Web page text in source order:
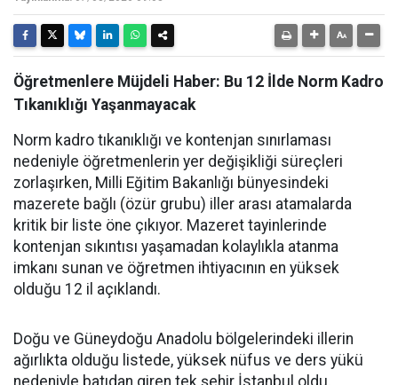
Öğretmenlere Müjdeli Haber: Bu 12 İlde Norm Kadro
Tıkanıklığı Yaşanmayacak
Norm kadro tıkanıklığı ve kontenjan sınırlaması
nedeniyle öğretmenlerin yer değişikliği süreçleri
zorlaşırken, Milli Eğitim Bakanlığı bünyesindeki
mazerete bağlı (özür grubu) iller arası atamalarda
kritik bir liste öne çıkıyor. Mazeret tayinlerinde
kontenjan sıkıntısı yaşamadan kolaylıkla atanma
imkanı sunan ve öğretmen ihtiyacının en yüksek
olduğu 12 il açıklandı.
Doğu ve Güneydoğu Anadolu bölgelerindeki illerin
ağırlıkta olduğu listede, yüksek nüfus ve ders yükü
nedeniyle batıdan giren tek şehir İstanbul oldu.